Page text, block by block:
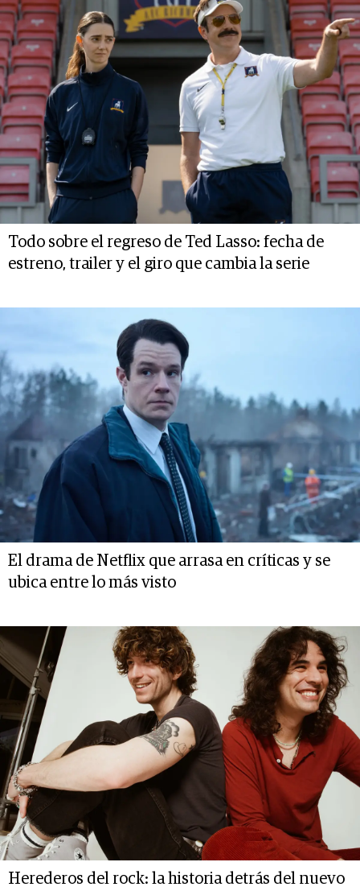
Todo sobre el regreso de Ted Lasso: fecha de
estreno, trailer y el giro que cambia la serie
El drama de Netflix que arrasa en críticas y se
ubica entre lo más visto
Herederos del rock: la historia detrás del nuevo